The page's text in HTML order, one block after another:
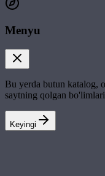
Menyu
Bu yerda butun katalog,
saytning qolgan
Keyingi